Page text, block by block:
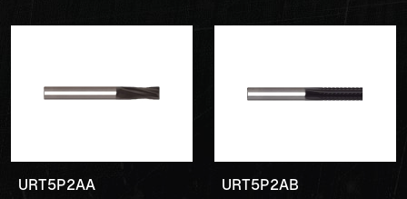
URT5P2AA
URT5P2AB